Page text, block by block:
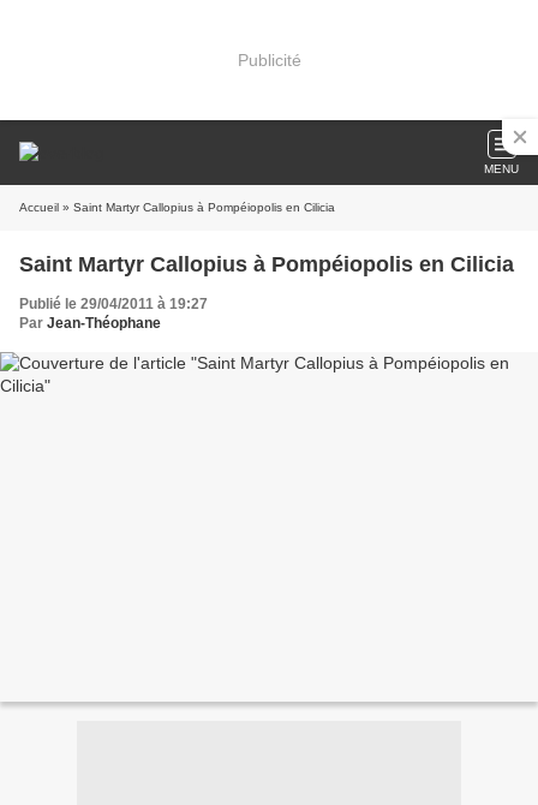
Publicité
MENU
Accueil » Saint Martyr Callopius à Pompéiopolis en Cilicia
Saint Martyr Callopius à Pompéiopolis en Cilicia
Publié le 29/04/2011 à 19:27
Par Jean-Théophane